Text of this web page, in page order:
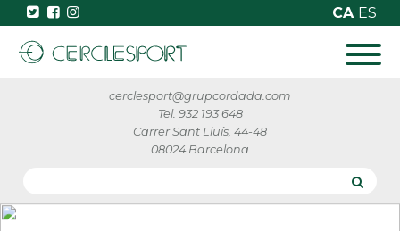
CA ES
cerclesport@grupcordada.com
Tel. 932 193 648
Carrer Sant Lluís, 44-48
08024 Barcelona